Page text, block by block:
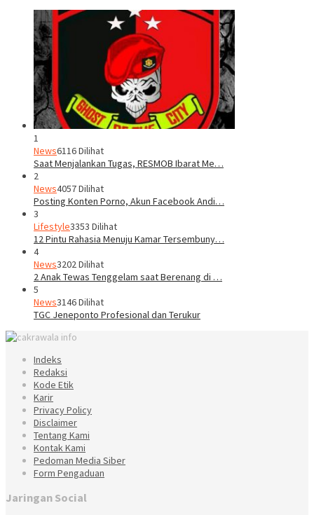
1
News6116 Dilihat
Saat Menjalankan Tugas, RESMOB Ibarat Me…
2
News4057 Dilihat
Posting Konten Porno, Akun Facebook Andi…
3
Lifestyle3353 Dilihat
12 Pintu Rahasia Menuju Kamar Tersembuny…
4
News3202 Dilihat
2 Anak Tewas Tenggelam saat Berenang di …
5
News3146 Dilihat
TGC Jeneponto Profesional dan Terukur
Indeks
Redaksi
Kode Etik
Karir
Privacy Policy
Disclaimer
Tentang Kami
Kontak Kami
Pedoman Media Siber
Form Pengaduan
Jaringan Social